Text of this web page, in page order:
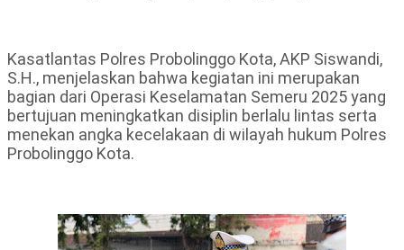
Kasatlantas Polres Probolinggo Kota, AKP Siswandi,
S.H., menjelaskan bahwa kegiatan ini merupakan
bagian dari Operasi Keselamatan Semeru 2025 yang
bertujuan meningkatkan disiplin berlalu lintas serta
menekan angka kecelakaan di wilayah hukum Polres
Probolinggo Kota.